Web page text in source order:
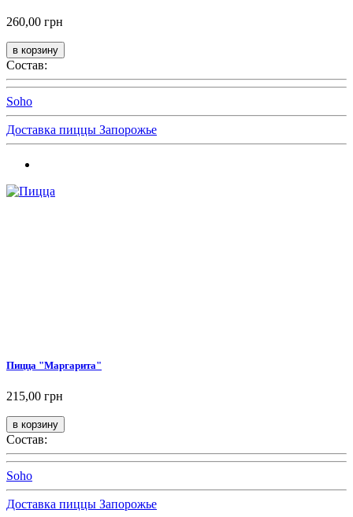
260,00 грн
Состав:
Soho
Доставка пиццы Запорожье
Пицца "Маргарита"
215,00 грн
Состав:
Soho
Доставка пиццы Запорожье